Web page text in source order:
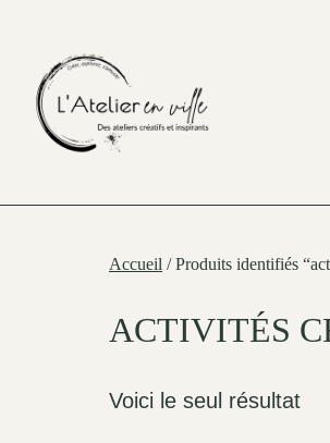
content
en
Accueil / Produits identifiés
ACTIVITÉS
Voici le seul résultat